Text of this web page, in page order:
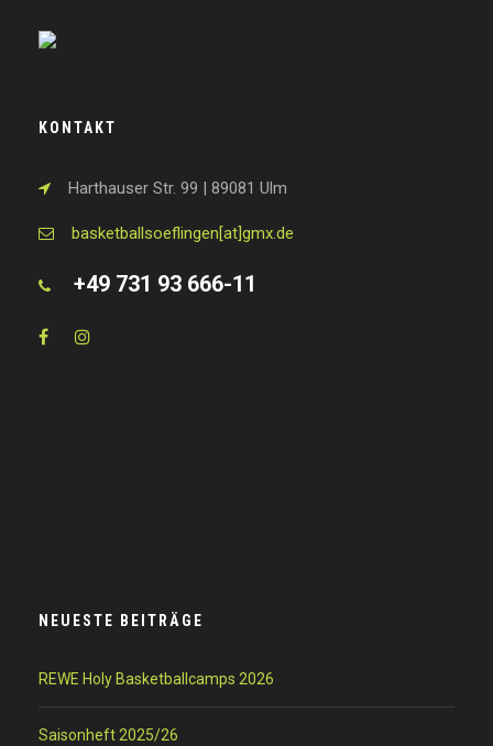
KONTAKT
Harthauser Str. 99 | 89081 Ulm
basketballsoeflingen[at]gmx.de
+49 731 93 666-11
NEUESTE BEITRÄGE
REWE Holy Basketballcamps 2026
Saisonheft 2025/26